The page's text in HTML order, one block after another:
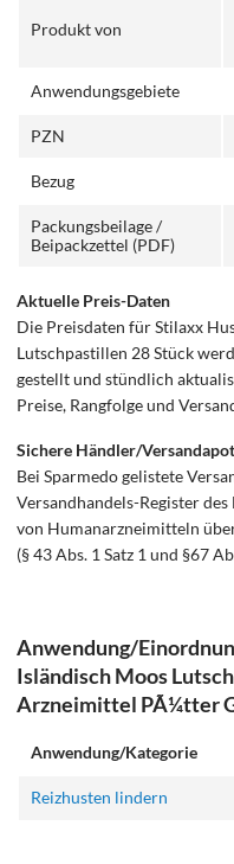
Produkt von
Anwendungsgebiete
PZN
Bezug
Packungsbeilage /
Beipackzettel (PDF)
Aktuelle Preis-Daten
Die Preisdaten für Stilaxx
Lutschpastillen 28 Stück
gestellt und stündlich
Preise, Rangfolge und
Sichere Händler/
Bei Sparmedo gelistete
Versandhandels-Register
von Humanarzneimitteln
(§ 43 Abs. 1 Satz 1 und §67
Anwendung/
Isländisch Moos
Arzneimittel PÃ¼tter
Anwendung/Kategorie
Reizhusten lindern